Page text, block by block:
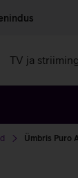
TV ja striiming
Ümbris Puro